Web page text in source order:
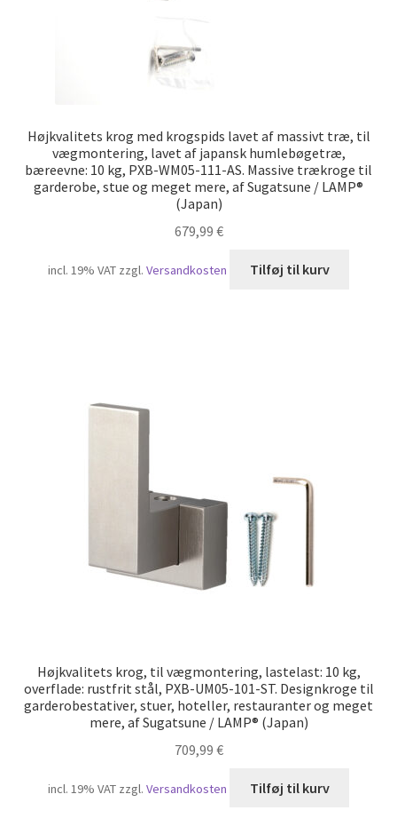
Højkvalitets krog med krogspids lavet af massivt træ, til
vægmontering, lavet af japansk humlebøgetræ,
bæreevne: 10 kg, PXB-WM05-111-AS. Massive trækroge til
garderobe, stue og meget mere, af Sugatsune / LAMP®
(Japan)
679,99 €
incl. 19% VAT zzgl. Versandkosten Tilføj til kurv
Højkvalitets krog, til vægmontering, lastelast: 10 kg,
overflade: rustfrit stål, PXB-UM05-101-ST. Designkroge til
garderobestativer, stuer, hoteller, restauranter og meget
mere, af Sugatsune / LAMP® (Japan)
709,99 €
incl. 19% VAT zzgl. Versandkosten Tilføj til kurv